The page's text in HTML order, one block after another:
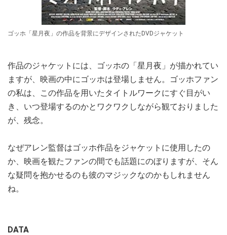
ゴッホ「星月夜」の作品を背景にデザインされたDVDジャケット
作品のジャケットには、ゴッホの「星月夜」が描かれてい
ますが、映画の中にゴッホは登場しません。ゴッホファン
の私は、この作品を用いたタイトルワークにすぐ目がい
き、いつ登場するのかとワクワクしながら観ておりました
が、残念。
なぜアレン監督はゴッホ作品をジャケットに使用したの
か、映画を観たファンの間でも話題にのぼりますが、そん
な疑問を抱かせるのも彼のマジックなのかもしれません
ね。
DATA